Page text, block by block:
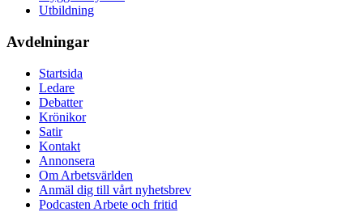
Utbildning
Avdelningar
Startsida
Ledare
Debatter
Krönikor
Satir
Kontakt
Annonsera
Om Arbetsvärlden
Anmäl dig till vårt nyhetsbrev
Podcasten Arbete och fritid